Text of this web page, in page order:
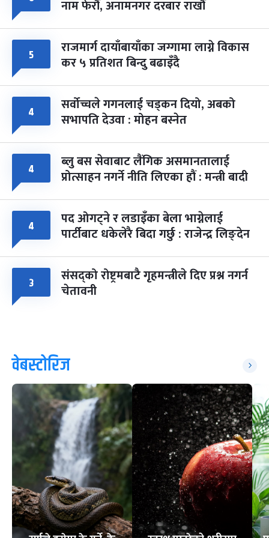
नाम फेरौं, अनामनगर दरबार राखौं
५ राजमार्ग दायाँबायाँका जग्गामा लाग्ने विकास
कर ५ प्रतिशत बिन्दु बढाइँदै
४ सर्वोच्चले गगनलाई चड्कन दियो, अबको
सभापति देउवा : मोहन बस्नेत
४ ब्लु बस सेवाबाट लैंगिक असमानतालाई
प्रोत्साहन नगर्ने नीति लिएका हौं : मन्त्री बादी
४ पद ओगट्ने र लडाइँका बेला भाग्नेलाई
पार्टीबाट धकेलेरै बिदा गर्छु : राजेन्द्र लिङ्देन
३ संसद्को रोष्ट्रमबाटै गृहमन्त्रीले दिए प्रश्न नगर्न
चेतावनी
वेबस्टोरिज